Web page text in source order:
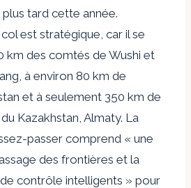
tard cette année.
est stratégique, car il se
km des comtés de Wushi et
à environ 80 km de
et à seulement 350 km de
Kazakhstan, Almaty. La
passer comprend « une
des frontières et la
contrôle intelligents » pour